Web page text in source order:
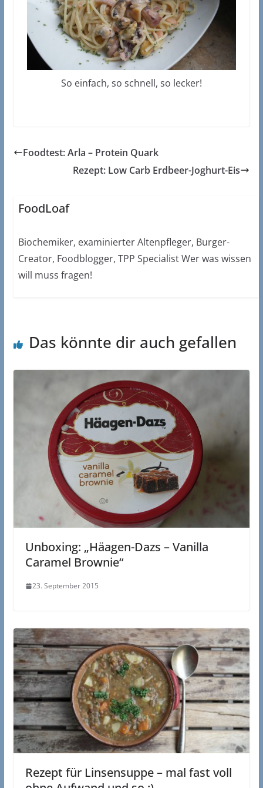
So einfach, so schnell, so lecker!
Foodtest: Arla – Protein Quark
Rezept: Low Carb Erdbeer-Joghurt-Eis
FoodLoaf
Biochemiker, examinierter Altenpfleger, Burger-
Creator, Foodblogger, TPP Specialist Wer was wissen
will muss fragen!
Das könnte dir auch gefallen
Unboxing: „Häagen-Dazs – Vanilla
Caramel Brownie“
23. September 2015
Rezept für Linsensuppe – mal fast voll